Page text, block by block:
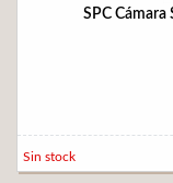
SPC Cámara
Sin stock